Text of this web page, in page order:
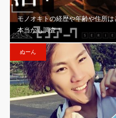
モノオキトの経歴や年齢や住所
本当かも調査！
ぬーん